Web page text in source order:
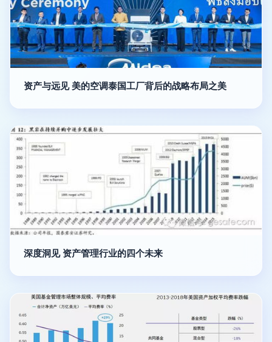
资产与远见 美的空调泰国工厂背后的战略布局之美
深度洞见 资产管理行业的四个未来